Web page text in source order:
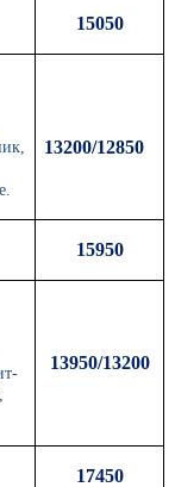
15050
13200/12850
15950
13950/13200
17450